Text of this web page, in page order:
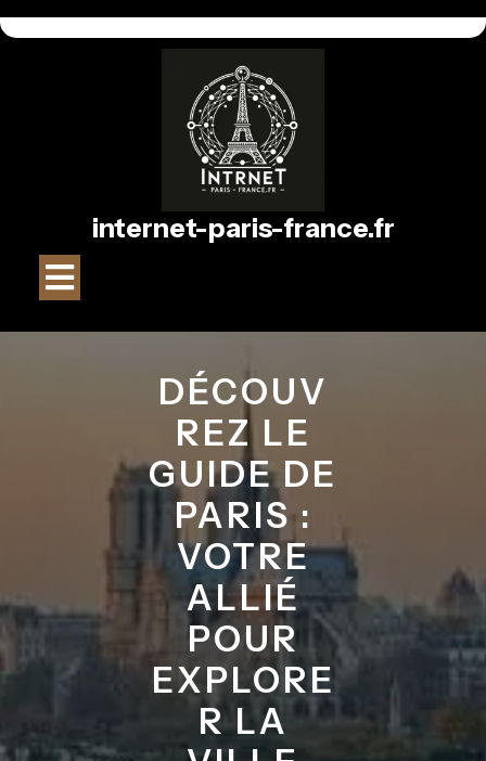
au
internet-paris-france.fr
Ouvrir
DÉCOUV
REZ LE
GUIDE DE
PARIS :
VOTRE
ALLIÉ
POUR
EXPLORE
R LA